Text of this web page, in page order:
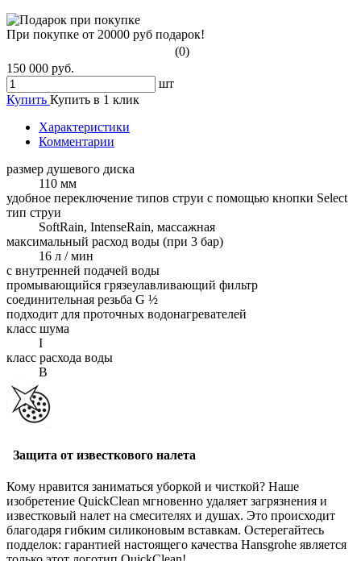
При покупке от 20000 руб подарок!
(0)
150 000 руб.
шт
Купить Купить в 1 клик
Характеристики
Комментарии
размер душевого диска
110 мм
удобное переключение типов струи с помощью кнопки Select
тип струи
SoftRain, IntenseRain, массажная
максимальный расход воды (при 3 бар)
16 л / мин
с внутренней подачей воды
промывающийся грязеулавливающий фильтр
соединительная резьба G ½
подходит для проточных водонагревателей
класс шума
I
класс расхода воды
B
Защита от известкового налета
Кому нравится заниматься уборкой и чисткой? Наше
изобретение QuickClean мгновенно удаляет загрязнения и
известковый налет на смесителях и душах. Это происходит
благодаря гибким силиконовым вставкам. Остерегайтесь
подделок: гарантией настоящего качества Hansgrohe является